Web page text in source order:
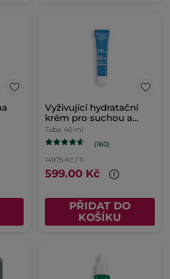
Vyživující hydratační
krém pro suchou a
citlivou pleť
Tuba 40 ml
(160)
14975 Kč / 1l
599.00 Kč
PŘIDAT DO
KOŠÍKU